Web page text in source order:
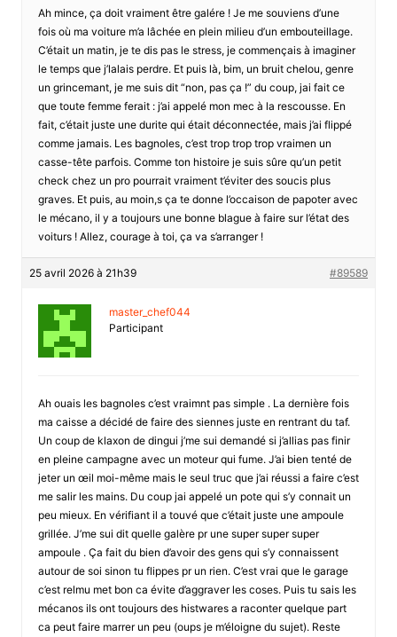
Ah mince, ça doit vraiment être galére ! Je me souviens d’une
fois où ma voiture m’a lâchée en plein milieu d’un embouteillage.
C’était un matin, je te dis pas le stress, je commençais à imaginer
le temps que j’lalais perdre. Et puis là, bim, un bruit chelou, genre
un grincemant, je me suis dit “non, pas ça !” du coup, jai fait ce
que toute femme ferait : j’ai appelé mon mec à la rescousse. En
fait, c’était juste une durite qui était déconnectée, mais j’ai flippé
comme jamais. Les bagnoles, c’est trop trop trop vraimen un
casse-tête parfois. Comme ton histoire je suis sûre qu’un petit
check chez un pro pourrait vraiment t’éviter des soucis plus
graves. Et puis, au moin,s ça te donne l’occaison de papoter avec
le mécano, il y a toujours une bonne blague à faire sur l’état des
voiturs ! Allez, courage à toi, ça va s’arranger !
25 avril 2026 à 21h39 #89589
master_chef044
Participant
Ah ouais les bagnoles c’est vraimnt pas simple . La dernière fois
ma caisse a décidé de faire des siennes juste en rentrant du taf.
Un coup de klaxon de dingui j’me sui demandé si j’allias pas finir
en pleine campagne avec un moteur qui fume. J’ai bien tenté de
jeter un œil moi-même mais le seul truc que j’ai réussi a faire c’est
me salir les mains. Du coup jai appelé un pote qui s’y connait un
peu mieux. En vérifiant il a touvé que c’était juste une ampoule
grillée. J’me sui dit quelle galère pr une super super super
ampoule . Ça fait du bien d’avoir des gens qui s’y connaissent
autour de soi sinon tu flippes pr un rien. C’est vrai que le garage
c’est relmu met bon ca évite d’aggraver les coses. Puis tu sais les
mécanos ils ont toujours des histwares a raconter quelque part
ca peut faire marrer un peu (oups je m’éloigne du sujet). Reste